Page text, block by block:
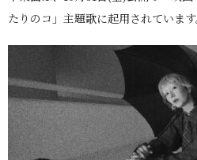
たりのコ」主題歌に起用されています